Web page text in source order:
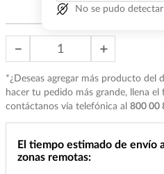
No se pudo
＋
－
*¿Deseas agregar más producto del
hacer tu pedido más grande, llena el
contáctanos vía telefónica al 800 00
El tiempo estimado de envío
zonas remotas:
tequila
2.
whisky
3.
tequilas
4.
ron
5.
mezcal
7.
cerveza